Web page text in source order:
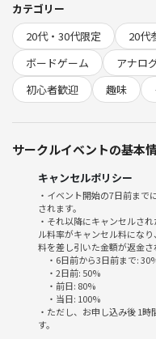
もし人数が集まりそうになけ
送りしますのでご安心くださ
■開催時刻■13時00～19:00(
■最寄り駅■難波駅から徒歩
心斎橋駅から徒歩15～20分
■開催場所■ BLUE BOX
※会場は2階ではなく4階です
(大阪市中央区千日前1丁目8-
カテゴリー
20代・30代限定
20代
ボードゲーム
アナロ
初心者歓迎
趣味
サークルイベントの基本
キャンセルポリシー
・イベント開始の7日前ま
されます。
・それ以降にキャンセルさ
ル料率がキャンセル料にな
料を差し引いた金額が返金さ
・6日前から3日前まで:
・2日前: 50%
・前日: 80%
・当日: 100%
・ただし、お申し込み後 1
す。